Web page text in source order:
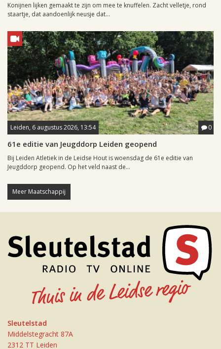
Konijnen lijken gemaakt te zijn om mee te knuffelen. Zacht velletje, rond
staartje, dat aandoenlijk neusje dat...
Leiden, 6 augustus 2026, 13:54 0
61e editie van Jeugddorp Leiden geopend
Bij Leiden Atletiek in de Leidse Hout is woensdag de 61e editie van
Jeugddorp geopend. Op het veld naast de...
Meer Maatschappij
Sleutelstad
Middelstegracht 87A
2312 TT Leiden